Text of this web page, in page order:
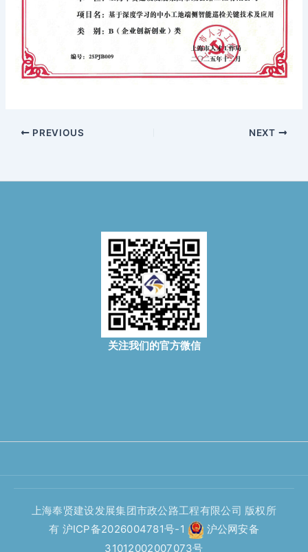
PREVIOUS NEXT
关注我们的官方微信
上海奉贤建设发展集团市政公路工程有限公司 版权所
有 沪ICP备2026004781号-1
沪公网安备
31012002007073号